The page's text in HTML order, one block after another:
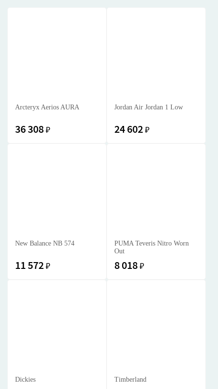
Arcteryx Aerios AURA
36 308 ₽
Jordan Air Jordan 1 Low
24 602 ₽
New Balance NB 574
11 572 ₽
PUMA Teveris Nitro Worn
Out
8 018 ₽
Dickies Timberland